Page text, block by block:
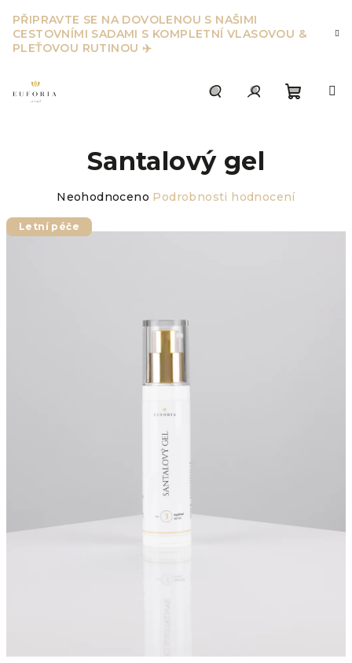
na
obsah
PŘIPRAVTE SE NA DOVOLENOU S NAŠIMI
CESTOVNÍMI SADAMI S KOMPLETNÍ VLASOVOU &
PLEŤOVOU RUTINOU ✈️
Santalový gel
Průměrné
produktu
Neohodnoceno Podrobnosti hodnocení
Letní péče